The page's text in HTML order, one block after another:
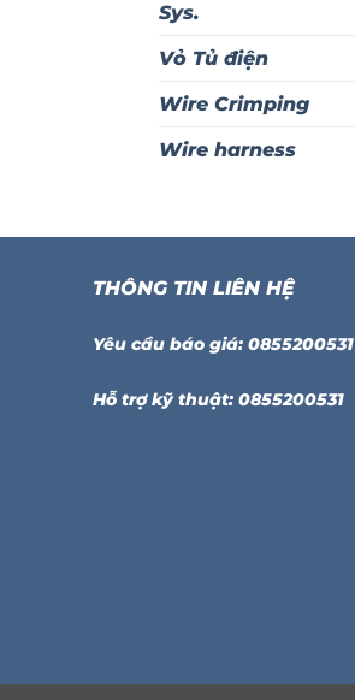
Sys.
Vỏ Tủ điện
Wire Crimping
Wire harness
THÔNG TIN LIÊN HỆ
Yêu cầu báo giá: 0855200531
Hỗ trợ kỹ thuật: 0855200531